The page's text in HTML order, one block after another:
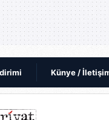
Künye /